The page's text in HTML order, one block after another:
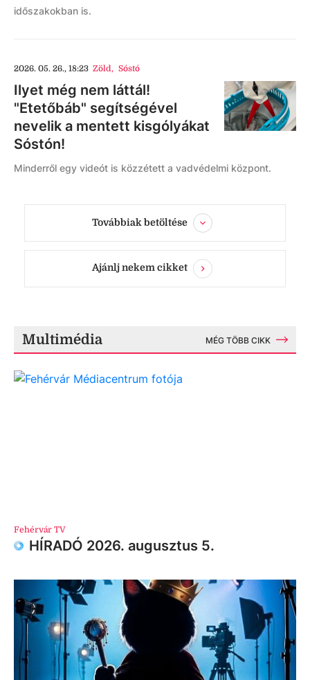
időszakokban is.
2026. 05. 26., 18:23 Zöld, Sóstó
Ilyet még nem láttál!
"Etetőbáb" segítségével
nevelik a mentett kisgólyákat
Sóstón!
Minderről egy videót is közzétett a vadvédelmi központ.
Továbbiak betöltése
Ajánlj nekem cikket
Multimédia MÉG TÖBB CIKK
Fehérvár TV
HÍRADÓ 2026. augusztus 5.